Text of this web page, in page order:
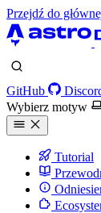
Przejdź do
GitHub
Wybierz motyw
Tutorial